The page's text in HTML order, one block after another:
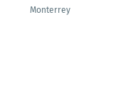
Monterrey